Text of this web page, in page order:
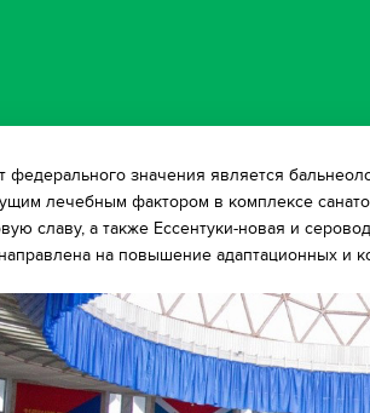
федерального значения является
лечебным фактором в комплексе
славу, а также Ессентуки-новая и
на повышение адаптационных и